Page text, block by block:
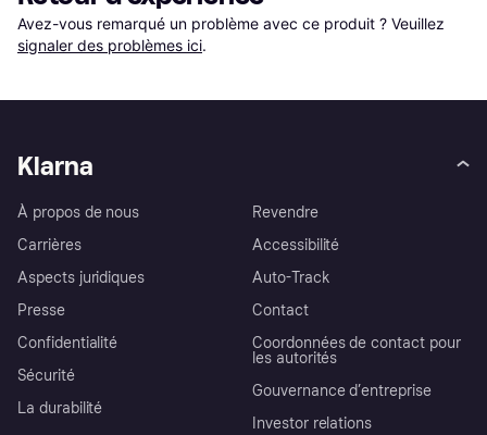
Avez-vous remarqué un problème avec ce produit ? Veuillez
signaler des problèmes ici.
Klarna
À propos de nous
Carrières
Aspects juridiques
Presse
Confidentialité
Sécurité
La durabilité
Revendre
Accessibilité
Auto-Track
Contact
Coordonnées de contact pour
les autorités
Gouvernance d’entreprise
Investor relations